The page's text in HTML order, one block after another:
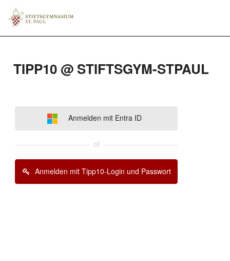
TIPP10 @ STIFTSGYM-STPAUL
Anmelden mit Entra ID
of
Anmelden mit Tipp10-Login und Passwort